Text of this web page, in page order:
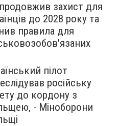
захист для
до 2028 року та
правила для
пілот
російську
до кордону з
- Міноборони